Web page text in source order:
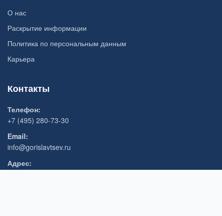
О нас
Раскрытие информации
Политика по персональным данным
Карьера
Контакты
Телефон:
+7 (495) 280-73-30
Email:
info@gorislavtsev.ru
Адрес: